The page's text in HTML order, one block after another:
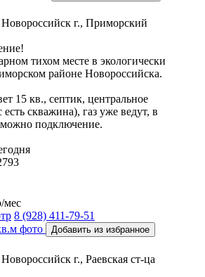
г., Приморский
тихом месте в экологически
районе Hoвoрoссийска.
15 кв., септик, центральное
скважина), газ уже ведут, в
подключение.
мес
8 (928) 411-79-51
Добавить из избранное
г., Раевская ст-ца